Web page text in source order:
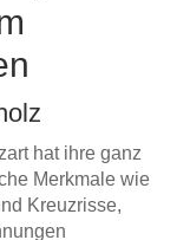
hat ihre ganz
Merkmale wie
Kreuzrisse,